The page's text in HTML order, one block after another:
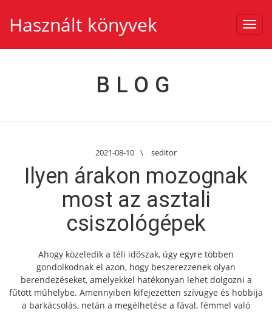
Használt könyvek
BLOG
2021-08-10 \ seditor
Ilyen árakon mozognak
most az asztali
csiszológépek
Ahogy közeledik a téli időszak, úgy egyre többen
gondolkodnak el azon, hogy beszerezzenek olyan
berendezéseket, amelyekkel hatékonyan lehet dolgozni a
fűtött műhelybe. Amennyiben kifejezetten szívügye és hobbija
a barkácsolás, netán a megélhetése a fával, fémmel való